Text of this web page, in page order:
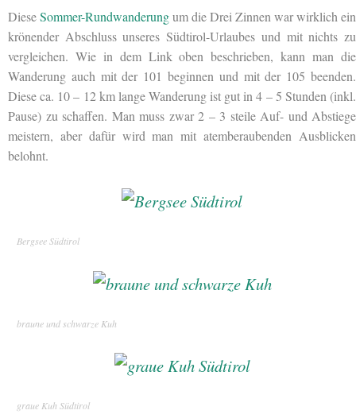
DieseSommer-Rundwanderungum die Drei Zinnen war wirklich ein
krönender Abschluss unseres Südtirol-Urlaubes und mit nichts zu
vergleichen. Wie in dem Link oben beschrieben, kann man die
Wanderung auch mit der 101 beginnen und mit der 105 beenden.
Diese ca. 10 – 12 km lange Wanderung ist gut in 4 – 5 Stunden (inkl.
Pause) zu schaffen. Man muss zwar 2 – 3 steile Auf- und Abstiege
meistern, aber dafür wird man mit atemberaubenden Ausblicken
belohnt.
Bergsee Südtirol
braune und schwarze Kuh
graue Kuh Südtirol